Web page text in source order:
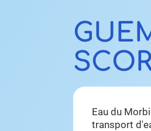
Eau du
transport